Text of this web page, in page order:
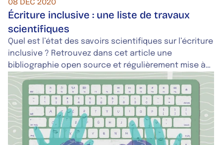
Écriture inclusive : une liste de travaux
scientifiques
Quel est l’état des savoirs scientifiques sur l’écriture
inclusive ? Retrouvez dans cet article une
bibliographie open source et régulièrement mise à
jour des travaux scientifiques portant sur l'écriture
inclusive, menés dans l'ensemble du monde
francophone.